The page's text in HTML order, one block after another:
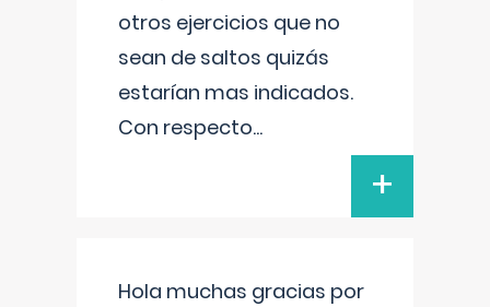
otros ejercicios que no
sean de saltos quizás
estarían mas indicados.
Con respecto...
+
Hola muchas gracias por